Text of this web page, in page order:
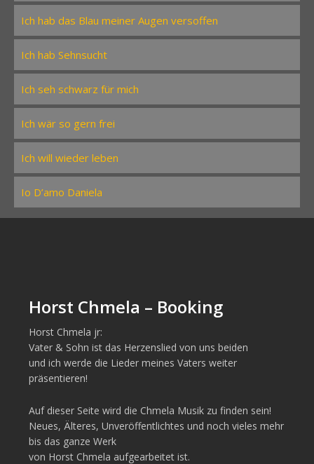
Ich hab das Blau meiner Augen versoffen
Ich hab Sehnsucht
Ich seh schwarz für mich
Ich wär so gern frei
Ich will wieder leben
Io D’amo Daniela
Horst Chmela – Booking
Horst Chmela jr:
Vater & Sohn ist das Herzenslied von uns beiden
und ich werde die Lieder meines Vaters weiter
präsentieren!
Auf dieser Seite wird die Chmela Musik zu finden sein!
Neues, Älteres, Unveröffentlichtes und noch vieles mehr
bis das ganze Werk
von Horst Chmela aufgearbeitet ist.